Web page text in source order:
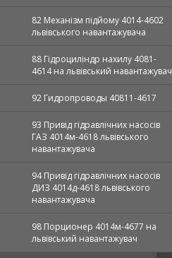
82 Механізм підйому 4014-4602
львівського навантажувача
88 Гідроциліндр нахилу 4081-
4614 на львівський навантажувач
92 Гидропроводы 40811-4617
93 Привід гідравлічних насосів
ГАЗ 4014м-4618 львівського
навантажувача
94 Привід гідравлічних насосів
ДИЗ 4014д-4618 львівського
навантажувача
98 Порционер 4014м-4677 на
львівський навантажувач